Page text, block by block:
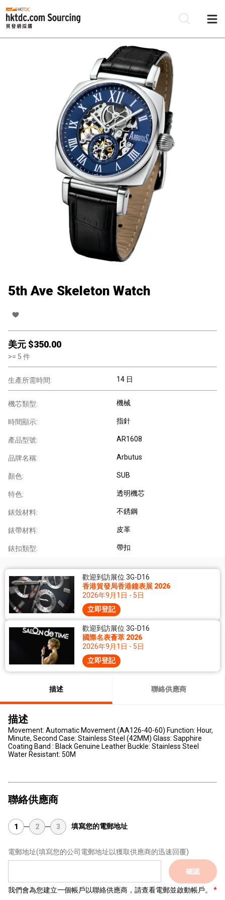
5th Ave Skeleton Watch
美元 $350.00
>= 5 件
生產所需時間: 14 日
機芯類型: 機械
時間顯示: 指針
產品型號: AR1608
品牌名稱: Arbutus
顏色: SUB
特色: 透明機芯
錶殼材料: 不銹鋼
錶帶材料: 皮革
錶扣類型: 帶扣
歡迎到訪展位 3G-D16
香港貿發局香港鐘表展 2026
2026年9月1日 - 5日
立即登記
歡迎到訪展位 3G-D16
國際名表薈萃 2026
2026年9月1日 - 5日
立即登記
描述 聯絡供應商
描述
Movement: Automatic Movement (AA126-40-60) Function: Hour,
Minute, Second Case: Stainless Steel (42MM) Glass: Sapphire
Coating Band : Black Genuine Leather Buckle: Stainless Steel
Water Resistant: 50M
聯絡供應商
1 2 3 填寫您的電郵地址
電郵地址(填寫您的公司電郵地址以獲取供應商的迅速回覆)
確認
我們會為您建立一個帳戶以聯絡供應商，請查看電郵並啟動帳戶。